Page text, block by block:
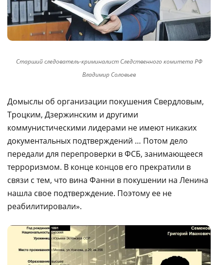
Старший следователь-криминалист Следственного комитета РФ
Владимир Соловьев
Домыслы об организации покушения Свердловым,
Троцким, Дзержинским и другими
коммунистическими лидерами не имеют никаких
документальных подтверждений … Потом дело
передали для перепроверки в ФСБ, занимающееся
терроризмом. В конце концов его прекратили в
связи с тем, что вина Фанни в покушении на Ленина
нашла свое подтверждение. Поэтому ее не
реабилитировали».